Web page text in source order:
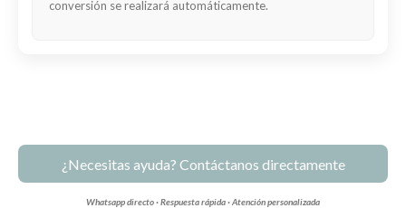
conversión se realizará automáticamente.
¿Necesitas ayuda? Contáctanos directamente
Whatsapp directo · Respuesta rápida · Atención personalizada